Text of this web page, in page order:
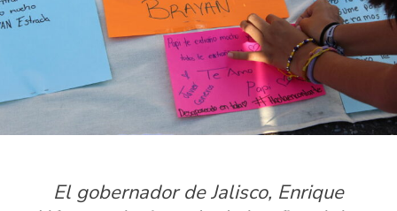
El gobernador de Jalisco, Enrique